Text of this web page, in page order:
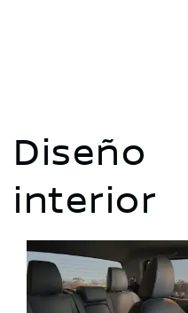
Diseño
interior